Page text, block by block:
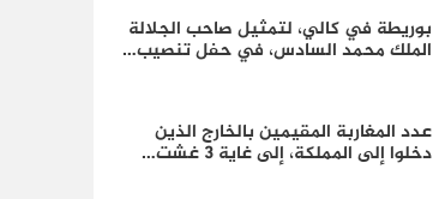
بوريطة في كالي، لتمثيل صاحب الجلالة
الملك محمد السادس، في حفل تنصيب…
عدد المغاربة المقيمين بالخارج الذين
دخلوا إلى المملكة، إلى غاية 3 غشت…